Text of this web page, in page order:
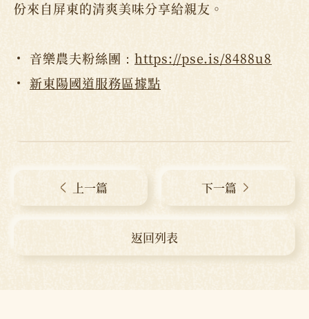
份來自屏東的清爽美味分享給親友。
音樂農夫粉絲團： https://pse.is/8488u8
新東陽國道服務區據點
上一篇
返回列表
下一篇